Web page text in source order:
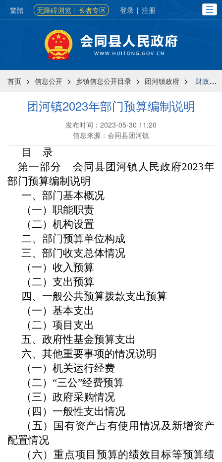
繁體 无障碍浏览 长者专区 登录 | 注册
首页 > 信息公开 > 乡镇信息公开目录 > 团河镇政府 > 财政信息
团河镇2023年部门预算编制说明
发布时间：2023-05-30 11:20
信息来源：会同县团河镇
目
录
第一部分
会同县团河镇人民政府2023年
部门预算编制 说明
一、部门基本概况
（一）职能职责
（二）机构设置
二、部门预算单位构成
三、部门收支总体情况
（一）收入预算
（二）支出预算
四、一般公共预算拨款支出预算
（一）基本支出
（二）项目支出
五、政府性基金预算支出
六、其他重要事项的情况说明
（一）机关运行经费
（二） “三公”经费预算
（三 ） 政府采购情况
（ 四 ）一般性支出情况
（五）国有资产占有使用情况及新增资产
配置情况
（六）重点项目预算的绩效目标等预算绩